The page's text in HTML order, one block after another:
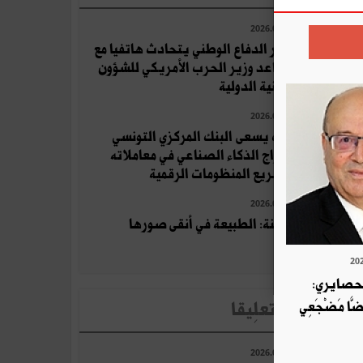
2026.07.25
وزير الدفاع الوطني يتحادث هاتفيا مع
مساعد وزير الحرب الأمريكي للشؤون
الأمنية الدولية
2026.07.11
كيف يسعى البنك المركزي التونسي
لإدراج الذكاء الصناعي في معاملاته
وتسريع المنظومات الرقمية
2026.07.26
قرقنة: الطبيعة في أنقى صورها
الأكثر تعلِيقا
2026.07.25
مَضْجَعِي